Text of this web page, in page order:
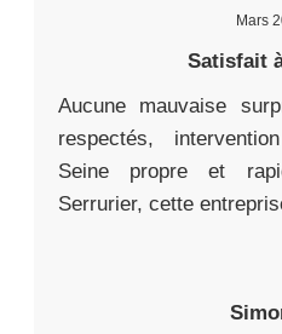
Mars
Satisfait
Aucune mauvaise
respectés,
Seine propre et
Serrurier, cette